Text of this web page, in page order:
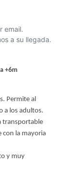
email.
a su llegada.
+6m
Permite al
a los adultos.
transportable
con la mayoria
y muy